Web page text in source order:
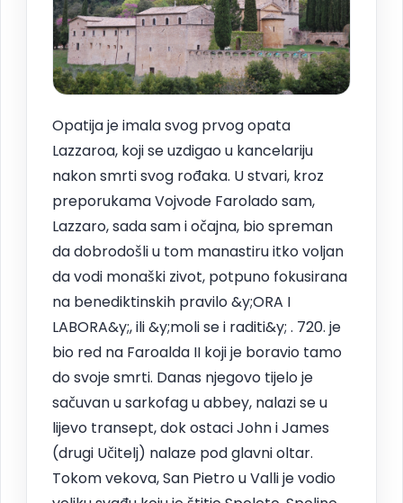
Opatija je imala svog prvog opata
Lazzaroa, koji se uzdigao u kancelariju
nakon smrti svog rođaka. U stvari, kroz
preporukama Vojvode Farolado sam,
Lazzaro, sada sam i očajna, bio spreman
da dobrodošli u tom manastiru itko voljan
da vodi monaški zivot, potpuno fokusirana
na benediktinskih pravilo &y;ORA I
LABORA&y;, ili &y;moli se i raditi&y; . 720. je
bio red na Faroalda II koji je boravio tamo
do svoje smrti. Danas njegovo tijelo je
sačuvan u sarkofag u abbey, nalazi se u
lijevo transept, dok ostaci John i James
(drugi Učitelj) nalaze pod glavni oltar.
Tokom vekova, San Pietro u Valli je vodio